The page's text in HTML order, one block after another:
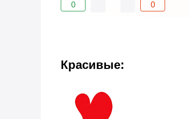
0 0
Красивые: